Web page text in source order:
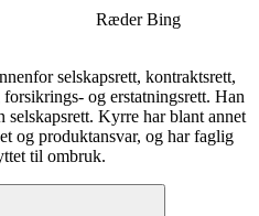
Ræder Bing
selskapsrett, kontraktsrett,
og erstatningsrett. Han
Kyrre har blant annet
og produktansvar, og har faglig
til ombruk.